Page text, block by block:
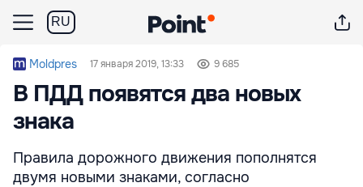
RU
Moldpres 17 января 2019, 13:33 9 685
В ПДД появятся два новых
знака
Правила дорожного движения пополнятся
двумя новыми знаками, согласно